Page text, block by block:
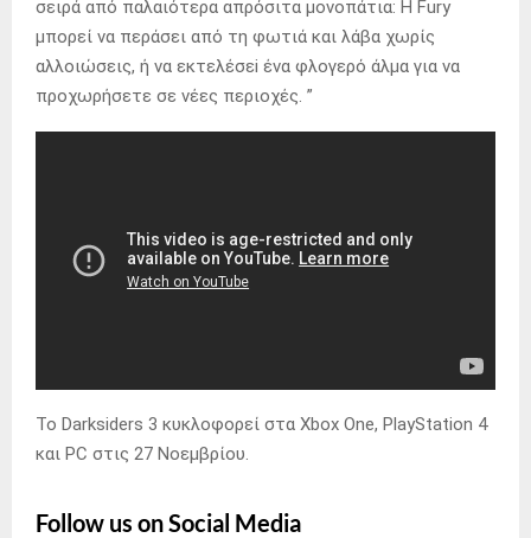
σειρά από παλαιότερα απρόσιτα μονοπάτια: Η Fury
μπορεί να περάσει από τη φωτιά και λάβα χωρίς
αλλοιώσεις, ή να εκτελέσεi ένα φλογερό άλμα για να
προχωρήσετε σε νέες περιοχές. ”
Το Darksiders 3 κυκλοφορεί στα Xbox One, PlayStation 4
και PC στις 27 Νοεμβρίου.
Follow us on Social Media